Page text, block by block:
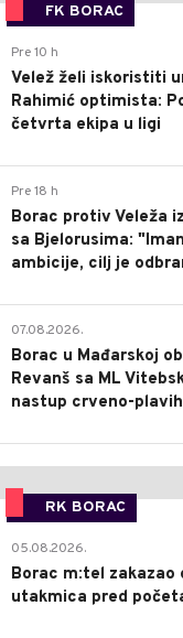
FK BORAC
Pre 10 h
Velež želi iskoristiti
Rahimić optimista:
četvrta ekipa u ligi
Pre 18 h
Borac protiv Veleža
sa Bjelorusima:
ambicije, cilj je
07.08.2026.
Borac u Mađarskoj
Revanš sa ML
nastup crveno-
RK BORAC
05.08.2026.
Borac m:tel zakazao
utakmica pred